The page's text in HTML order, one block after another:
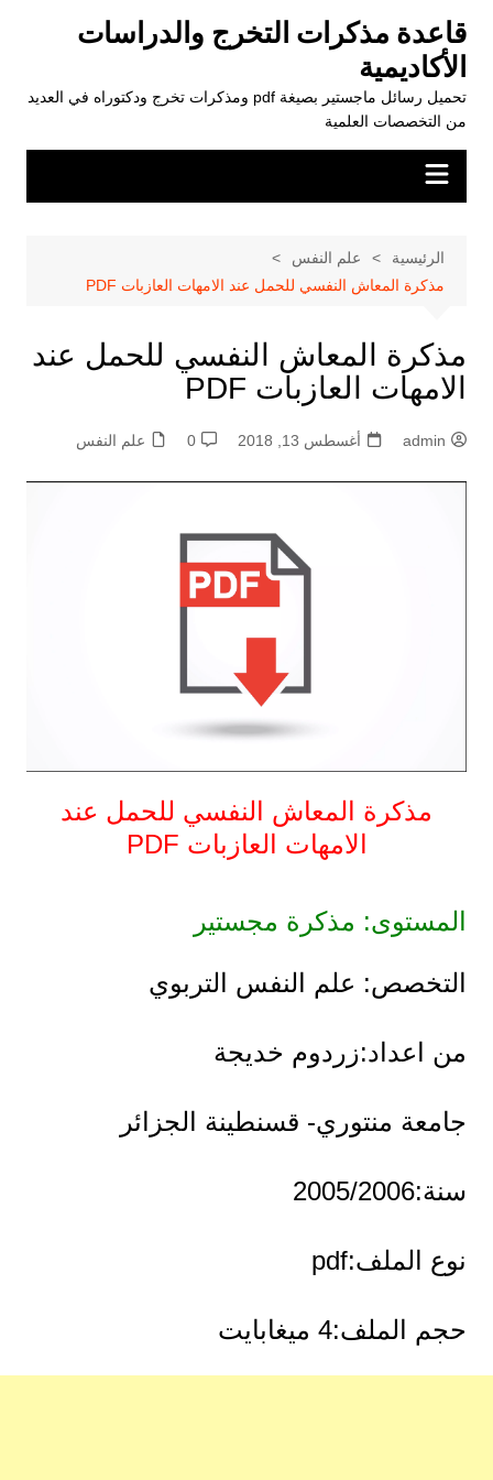
المحتوى
قاعدة مذكرات التخرج والدراسات
الأكاديمية
تحميل رسائل ماجستير بصيغة pdf ومذكرات تخرج ودكتوراه في العديد
من التخصصات العلمية
الرئيسية
علم النفس
مذكرة المعاش النفسي للحمل عند الامهات العازبات PDF
مذكرة المعاش النفسي للحمل عند
الامهات العازبات PDF
admin أغسطس 13, 2018 0 علم النفس
مذكرة المعاش النفسي للحمل عند
الامهات العازبات PDF
المستوى: مذكرة مجستير
التخصص: علم النفس التربوي
من اعداد:زردوم خديجة
جامعة منتوري- قسنطينة الجزائر
سنة:2005/2006
نوع الملف:pdf
حجم الملف:4 ميغابايت